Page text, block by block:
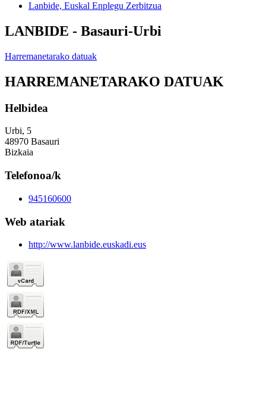
Lanbide, Euskal Enplegu Zerbitzua
LANBIDE - Basauri-Urbi
Harremanetarako datuak
HARREMANETARAKO DATUAK
Helbidea
Urbi, 5
48970 Basauri
Bizkaia
Telefonoa/k
945160600
Web atariak
http://www.lanbide.euskadi.eus